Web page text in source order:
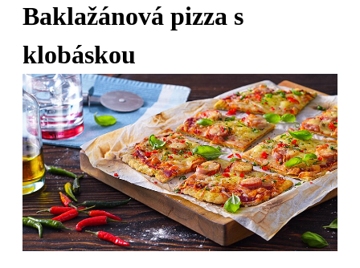
Baklažánová pizza s
klobáskou